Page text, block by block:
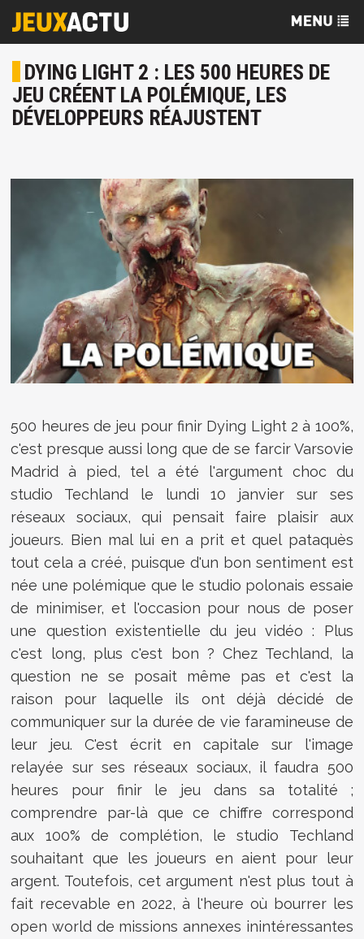
DYING LIGHT 2 : LES 500 HEURES DE
JEU CRÉENT LA POLÉMIQUE, LES
DÉVELOPPEURS RÉAJUSTENT
500 heures de jeu pour finir Dying Light 2 à 100%,
c'est presque aussi long que de se farcir Varsovie
Madrid à pied, tel a été l'argument choc du
studio Techland le lundi 10 janvier sur ses
réseaux sociaux, qui pensait faire plaisir aux
joueurs. Bien mal lui en a prit et quel pataquès
tout cela a créé, puisque d'un bon sentiment est
née une polémique que le studio polonais essaie
de minimiser, et l'occasion pour nous de poser
une question existentielle du jeu vidéo : Plus
c'est long, plus c'est bon ? Chez Techland, la
question ne se posait même pas et c'est la
raison pour laquelle ils ont déjà décidé de
communiquer sur la durée de vie faramineuse de
leur jeu. C'est écrit en capitale sur l'image
relayée sur ses réseaux sociaux, il faudra 500
heures pour finir le jeu dans sa totalité ;
comprendre par-là que ce chiffre correspond
aux 100% de complétion, le studio Techland
souhaitant que les joueurs en aient pour leur
argent. Toutefois, cet argument n'est plus tout à
fait recevable en 2022, à l'heure où bourrer les
open world de missions annexes inintéressantes